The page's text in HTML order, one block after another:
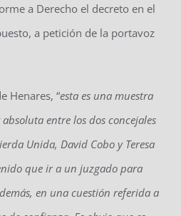
a Derecho el decreto en el
a petición de la portavoz
Henares, “esta es una muestra
entre los dos concejales
Unida, David Cobo y Teresa
que ir a un juzgado para
en una cuestión referida a